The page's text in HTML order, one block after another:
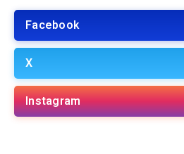
Facebook
X
Instagram